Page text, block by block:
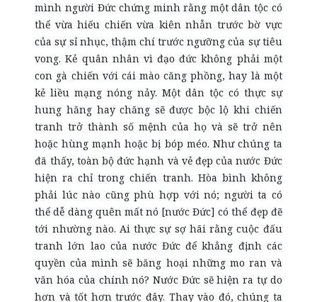
mình người Đức chứng minh rằng một dân tộc có
thể vừa hiếu chiến vừa kiên nhẫn trước bờ vực
của sự sỉ nhục, thậm chí trước ngưỡng của sự tiêu
vong. Kẻ quân nhân vì đạo đức không phải một
con gà chiến với cái mào căng phồng, hay là một
kẻ liều mạng nóng nảy. Một dân tộc có thực sự
hung hăng hay chăng sẽ được bộc lộ khi chiến
tranh trở thành số mệnh của họ và sẽ trở nên
hoặc hùng mạnh hoặc bị bóp méo. Như chúng ta
đã thấy, toàn bộ đức hạnh và vẻ đẹp của nước Đức
hiện ra chỉ trong chiến tranh. Hòa bình không
phải lúc nào cũng phù hợp với nó; người ta có
thể dễ dàng quên mất nó [nước Đức] có thể đẹp đẽ
tới nhường nào. Ai thực sự sợ hãi rằng cuộc đấu
tranh lớn lao của nước Đức để khẳng định các
quyền của mình sẽ băng hoại những mo ran và
văn hóa của chính nó? Nước Đức sẽ hiện ra tự do
hơn và tốt hơn trước đây. Thay vào đó, chúng ta